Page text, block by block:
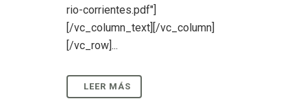
rio-corrientes.pdf"]
[/vc_column_text][/vc_column]
[/vc_row]...